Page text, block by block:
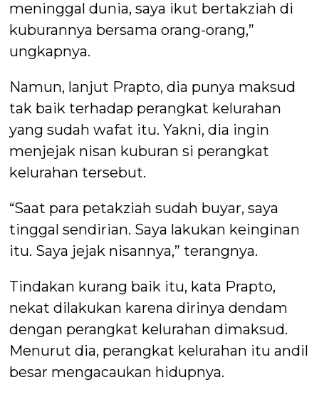
meninggal dunia, saya ikut bertakziah di
kuburannya bersama orang-orang,”
ungkapnya.
Namun, lanjut Prapto, dia punya maksud
tak baik terhadap perangkat kelurahan
yang sudah wafat itu. Yakni, dia ingin
menjejak nisan kuburan si perangkat
kelurahan tersebut.
“Saat para petakziah sudah buyar, saya
tinggal sendirian. Saya lakukan keinginan
itu. Saya jejak nisannya,” terangnya.
Tindakan kurang baik itu, kata Prapto,
nekat dilakukan karena dirinya dendam
dengan perangkat kelurahan dimaksud.
Menurut dia, perangkat kelurahan itu andil
besar mengacaukan hidupnya.